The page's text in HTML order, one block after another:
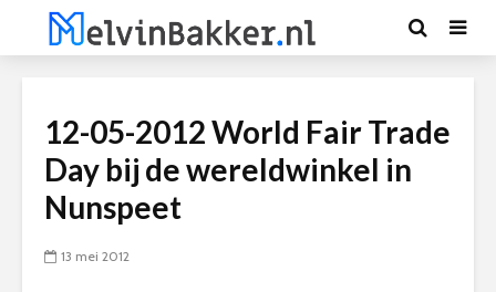
12-05-2012 World Fair Trade
Day bij de wereldwinkel in
Nunspeet
13 mei 2012